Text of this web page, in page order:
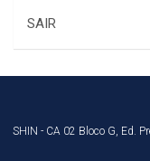
SAIR
SHIN - CA 02 Bloco G, Ed.